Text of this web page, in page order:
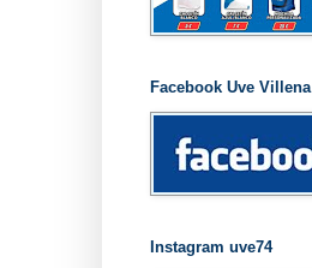
Facebook Uve Villena
Instagram uve74